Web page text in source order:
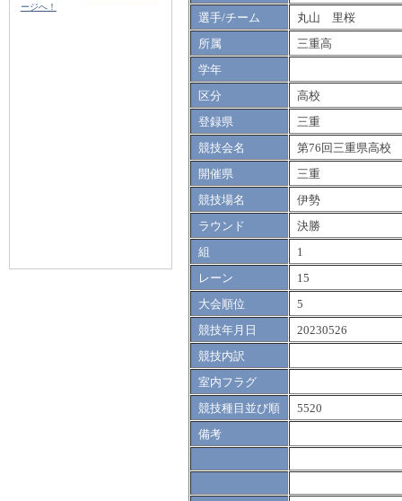
ージへ！
選手/チーム
丸山 里桜
所属
三重高
学年
区分
高校
登録県
三重
競技会名
第76回三重県高校
開催県
三重
競技場名
伊勢
ラウンド
決勝
組
1
レーン
15
大会順位
5
競技年月日
20230526
競技内訳
室内フラグ
競技種目並び順
5520
備考